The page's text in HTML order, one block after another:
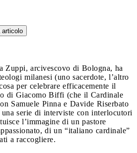
articolo
Zuppi, arcivescovo di Bologna, ha
milanesi (uno sacerdote, l’altro
per celebrare efficacemente il
di Giacomo Biffi (che il Cardinale
Samuele Pinna e Davide Riserbato
serie di interviste con interlocutori
l’immagine di un pastore
di un “italiano cardinale”
a raccogliere.